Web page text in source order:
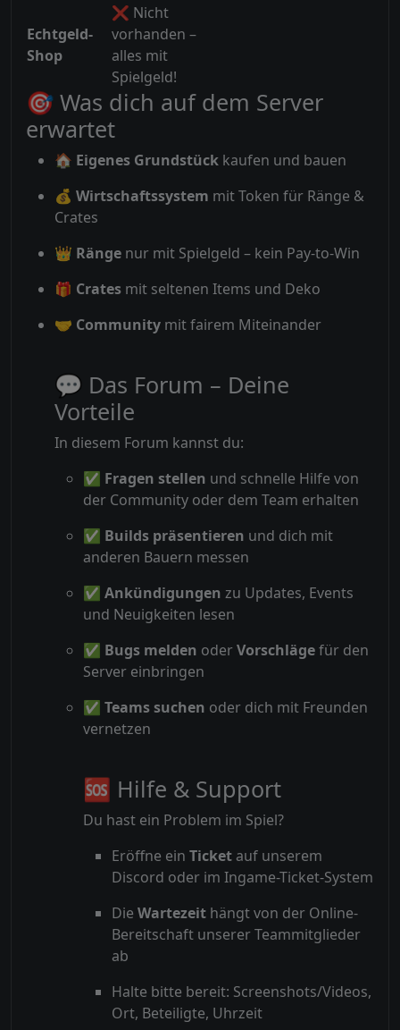
Echtgeld-
Shop
❌ Nicht
vorhanden –
alles mit
Spielgeld!
🎯 Was dich auf dem Server
erwartet
🏠 Eigenes Grundstück kaufen und bauen
💰 Wirtschaftssystem mit Token für Ränge &
Crates
👑 Ränge nur mit Spielgeld – kein Pay-to-Win
🎁 Crates mit seltenen Items und Deko
🤝 Community mit fairem Miteinander
💬 Das Forum – Deine
Vorteile
In diesem Forum kannst du:
✅ Fragen stellen und schnelle Hilfe von
der Community oder dem Team erhalten
✅ Builds präsentieren und dich mit
anderen Bauern messen
✅ Ankündigungen zu Updates, Events
und Neuigkeiten lesen
✅ Bugs melden oderVorschlägefür den
Server einbringen
✅ Teams suchen oder dich mit Freunden
vernetzen
🆘 Hilfe & Support
Du hast ein Problem im Spiel?
Eröffne ein Ticket auf unserem
Discord oder im Ingame-Ticket-System
Die Wartezeit hängt von der Online-
Bereitschaft unserer Teammitglieder
ab
Halte bitte bereit: Screenshots/Videos,
Ort, Beteiligte, Uhrzeit